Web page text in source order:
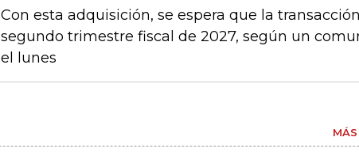
Con esta adquisición, se espera que la
segundo trimestre fiscal de 2027, según un
el lunes